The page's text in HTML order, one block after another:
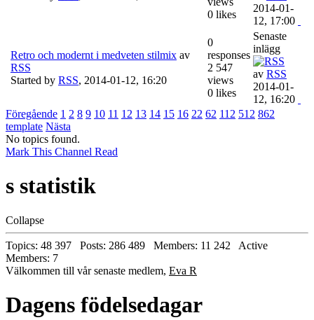
0 likes
2014-01-
12, 17:00
Retro och modernt i medveten stilmix av
RSS
Started by RSS, 2014-01-12, 16:20
0
responses
2 547
views
0 likes
Senaste
inlägg
av RSS
2014-01-
12, 16:20
Föregående 1 2 8 9 10 11 12 13 14 15 16 22 62 112 512 862
template Nästa
No topics found.
Mark This Channel Read
s statistik
Collapse
Topics: 48 397 Posts: 286 489 Members: 11 242 Active
Members: 7
Välkommen till vår senaste medlem, Eva R
Dagens födelsedagar